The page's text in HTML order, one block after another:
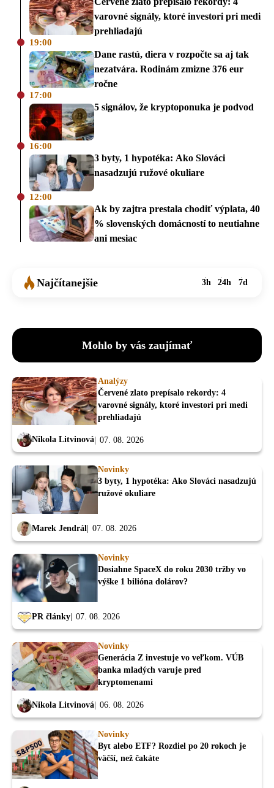
varovné signály, ktoré investori pri medi
prehliadajú
19:00
Dane rastú, diera v rozpočte sa aj tak
nezatvára. Rodinám zmizne 376 eur
ročne
17:00
5 signálov, že kryptoponuka je podvod
16:00
3 byty, 1 hypotéka: Ako Slováci
nasadzujú ružové okuliare
12:00
Ak by zajtra prestala chodiť výplata, 40
% slovenských domácností to neutiahne
ani mesiac
Najčítanejšie 3h 24h 7d
Mohlo by vás zaujímať
Analýzy
Červené zlato prepísalo rekordy: 4
varovné signály, ktoré investori pri medi
prehliadajú
Nikola Litvinová 07. 08. 2026
Novinky
3 byty, 1 hypotéka: Ako Slováci nasadzujú
ružové okuliare
Marek Jendrál 07. 08. 2026
Novinky
Dosiahne SpaceX do roku 2030 tržby vo
výške 1 bilióna dolárov?
PR články 07. 08. 2026
Novinky
Generácia Z investuje vo veľkom. VÚB
banka mladých varuje pred
kryptomenami
Nikola Litvinová 06. 08. 2026
Novinky
Byt alebo ETF? Rozdiel po 20 rokoch je
väčší, než čakáte